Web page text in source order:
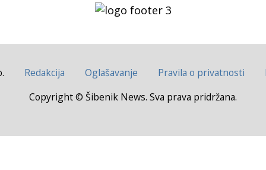
Redakcija Oglašavanje Pravila o privatnosti
Copyright © Šibenik News. Sva prava pridržana.